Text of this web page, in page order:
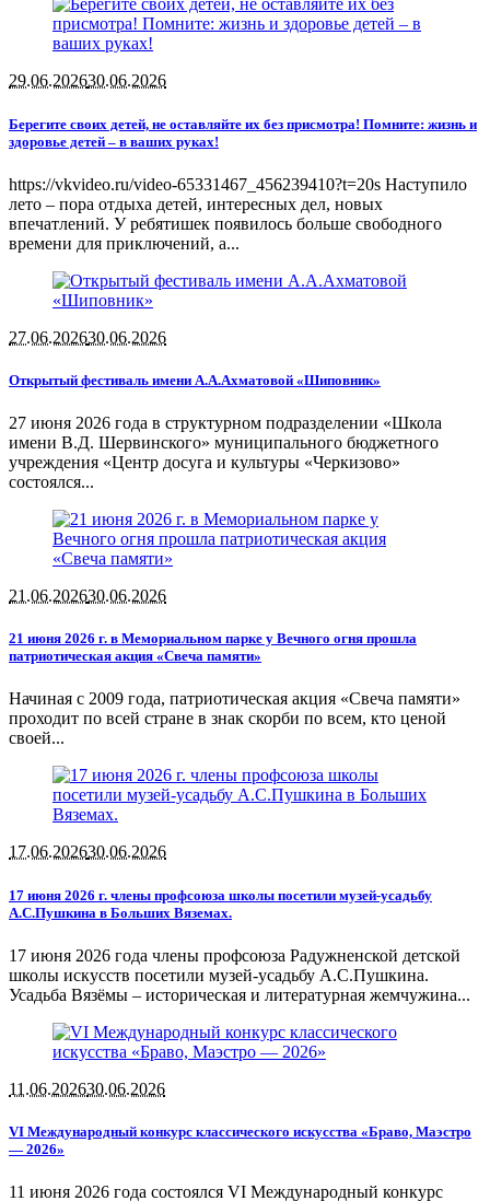
29.06.202630.06.2026
Берегите своих детей, не оставляйте их без присмотра! Помните: жизнь и
здоровье детей – в ваших руках️!
https://vkvideo.ru/video-65331467_456239410?t=20s Наступило
лето – пора отдыха детей, интересных дел, новых
впечатлений. У ребятишек появилось больше свободного
времени для приключений, а...
27.06.202630.06.2026
Открытый фестиваль имени А.А.Ахматовой «Шиповник»
27 июня 2026 года в структурном подразделении «Школа
имени В.Д. Шервинского» муниципального бюджетного
учреждения «Центр досуга и культуры «Черкизово»
состоялся...
21.06.202630.06.2026
21 июня 2026 г. в Мемориальном парке у Вечного огня прошла
патриотическая акция «Свеча памяти»
Начиная с 2009 года, патриотическая акция «Свеча памяти»
проходит по всей стране в знак скорби по всем, кто ценой
своей...
17.06.202630.06.2026
17 июня 2026 г. члены профсоюза школы посетили музей-усадьбу
А.С.Пушкина в Больших Вяземах.
17 июня 2026 года члены профсоюза Радужненской детской
школы искусств посетили музей-усадьбу А.С.Пушкина.
Усадьба Вязёмы – историческая и литературная жемчужина...
11.06.202630.06.2026
VI Международный конкурс классического искусства «Браво, Маэстро
— 2026»
11 июня 2026 года состоялся VI Международный конкурс